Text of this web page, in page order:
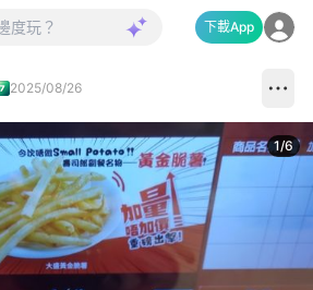
下載App
2025/08/26
1/6